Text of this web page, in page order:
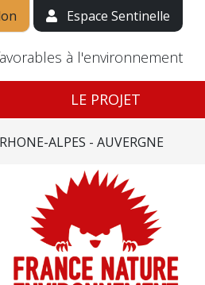
Espace Sentinelle
à l'environnement
LE PROJET
RHONE-ALPES - AUVERGNE